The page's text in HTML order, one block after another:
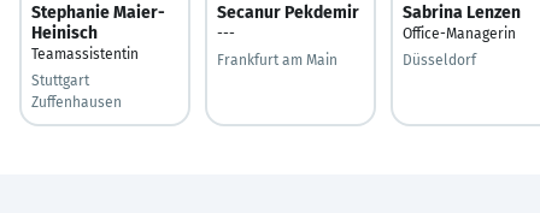
Stephanie Maier-
Heinisch
Teamassistentin
Stuttgart
Zuffenhausen
Secanur Pekdemir
---
Frankfurt am Main
Sabrina Lenzen
Office-Managerin
Düsseldorf